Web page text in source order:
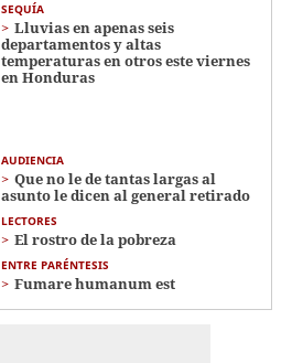
SEQUÍA
Lluvias en apenas seis
departamentos y altas
temperaturas en otros este viernes
en Honduras
AUDIENCIA
Que no le de tantas largas al
asunto le dicen al general retirado
LECTORES
El rostro de la pobreza
ENTRE PARÉNTESIS
Fumare humanum est